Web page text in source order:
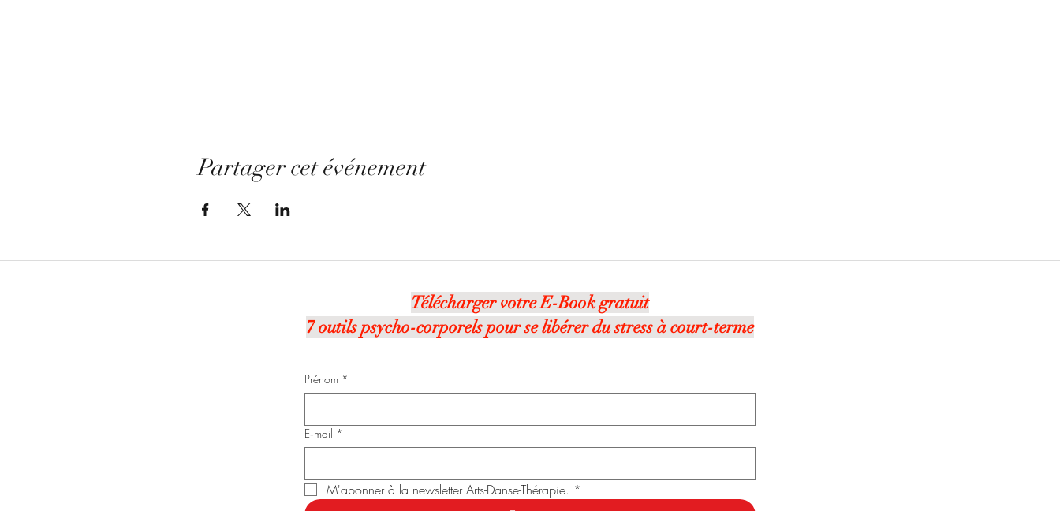
Partager cet événement
Télécharger votre E-Book gratuit
7 outils psycho-corporels pour se libérer du stress à court-terme
Prénom *
E‑mail *
M'abonner à la newsletter Arts-Danse-Thérapie. *